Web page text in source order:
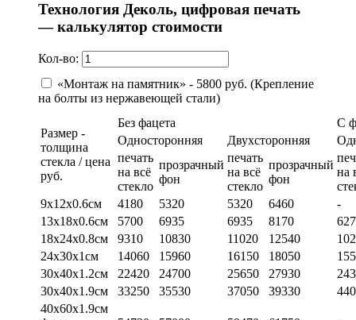
Технология Деколь, цифровая печать
— калькулятор стоимости
Кол-во:
«Монтаж на памятник» - 5800 руб. (Крепление
на болты из нержавеющей стали)
Размер -
толщина
стекла / цена
руб.
Без фацета
С
Односторонняя
Двухсторонняя
печать
на всё
стекло
прозрачный
фон
печать
на всё
стекло
прозрачный
фон
на
9х12х0.6см
4180 5320 5320 6460
-
13х18х0.6см
5700 6935 6935 8170
18х24х0.8см
9310 10830 11020 12540
24х30х1см
14060 15960 16150 18050
30х40х1.2см
22420 24700 25650 27930
30х40х1.9см
33250 35530 37050 39330
40х60х1.9см